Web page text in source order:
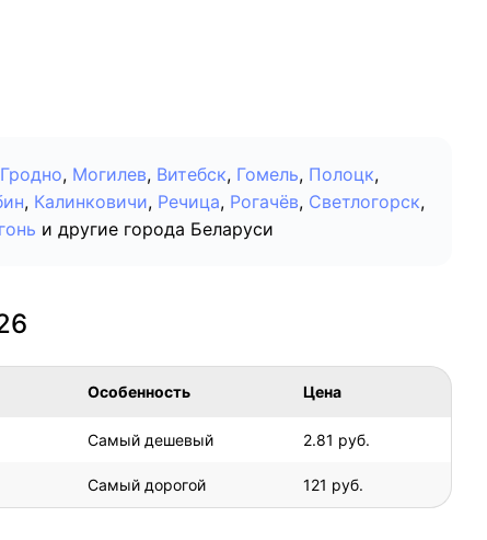
Гродно, Могилев, Витебск, Гомель, Полоцк,
, Калинковичи, Речица, Рогачёв, Светлогорск,
и другие города Беларуси
Особенность Цена
Самый дешевый 2.81 руб.
Самый дорогой 121 руб.